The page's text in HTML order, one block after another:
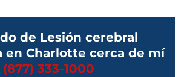
de Lesión cerebral
en Charlotte cerca de mí
(877) 333-1000